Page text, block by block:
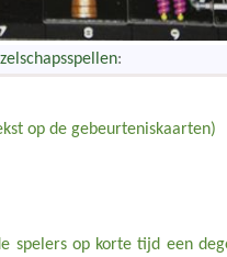
:
op de gebeurteniskaarten)
spelers op korte tijd een